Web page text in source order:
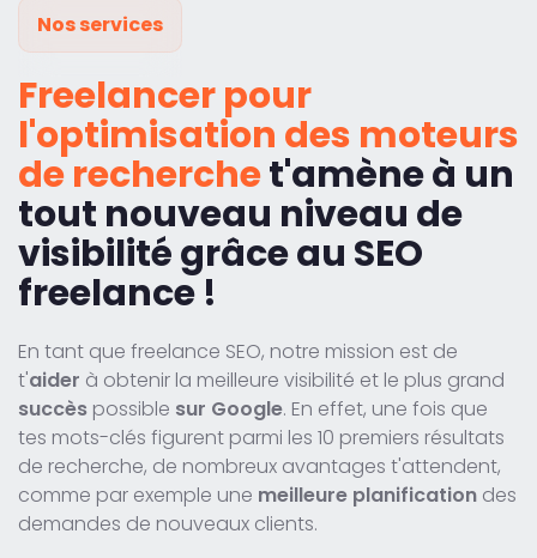
Nos services
Freelancer pour
l'optimisation des moteurs
de recherchet'amène à un
tout nouveau niveau de
visibilité grâce au SEO
freelance !
En tant que freelance SEO, notre mission est de
t'aider à obtenir la meilleure visibilité et le plus grand
succès possible sur Google. En effet, une fois que
tes mots-clés figurent parmi les 10 premiers résultats
de recherche, de nombreux avantages t'attendent,
comme par exemple une meilleure planification des
demandes de nouveaux clients.